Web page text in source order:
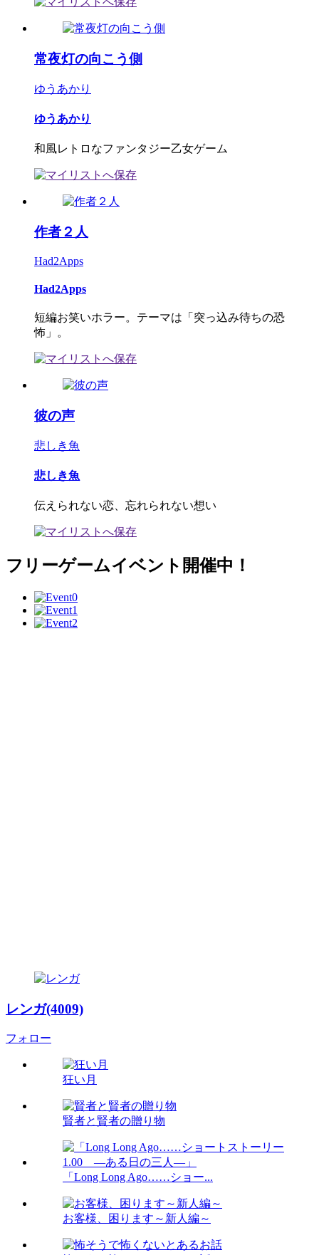
常夜灯の向こう側
ゆうあかり
ゆうあかり
和風レトロなファンタジー乙女ゲーム
作者２人
Had2Apps
Had2Apps
短編お笑いホラー。テーマは「突っ込み待ちの恐
怖」。
彼の声
悲しき魚
悲しき魚
伝えられない恋、忘れられない想い
フリーゲームイベント開催中！
レンガ(4009)
フォロー
狂い月
賢者と賢者の贈り物
「Long Long Ago……ショー...
お客様、困ります～新人編～